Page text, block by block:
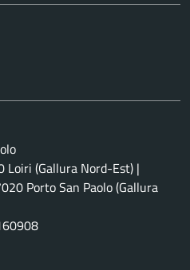
Loiri (Gallura Nord-Est) |
Porto San Paolo (Gallura